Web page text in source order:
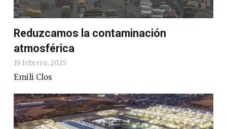
Reduzcamos la contaminación
atmosférica
19 febrero, 2025
Emili Clos